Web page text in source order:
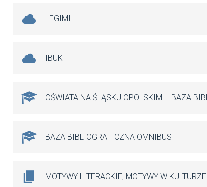
LEGIMI
IBUK
OŚWIATA NA ŚLĄSKU OPOLSKIM – BAZA
BAZA BIBLIOGRAFICZNA OMNIBUS
MOTYWY LITERACKIE, MOTYWY W KULTURZE